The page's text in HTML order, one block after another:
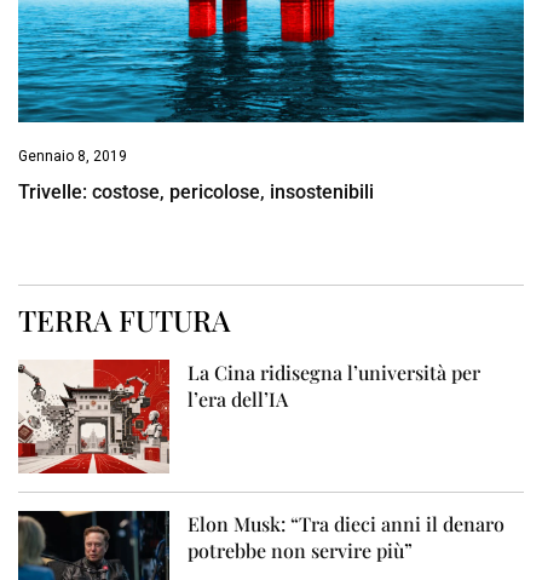
Gennaio 8, 2019
Trivelle: costose, pericolose, insostenibili
TERRA FUTURA
La Cina ridisegna l’università per
l’era dell’IA
Elon Musk: “Tra dieci anni il denaro
potrebbe non servire più”